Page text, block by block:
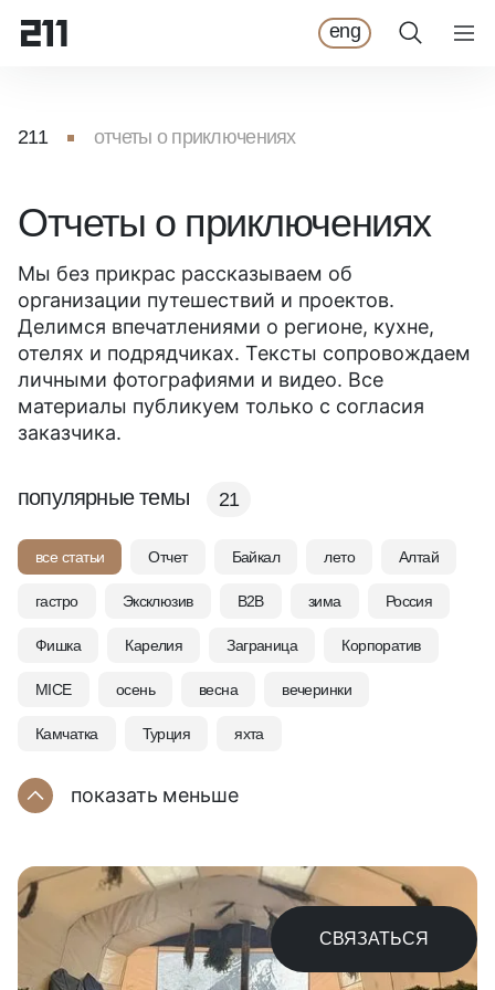
eng
211 отчеты о приключениях
Отчеты о приключениях
Мы без прикрас рассказываем об
организации путешествий и проектов.
Делимся впечатлениями о регионе, кухне,
отелях и подрядчиках. Тексты сопровождаем
личными фотографиями и видео. Все
материалы публикуем только с согласия
заказчика.
популярные темы 21
показать меньше
все статьи Отчет Байкал лето Алтай
гастро Эксклюзив B2B зима Россия
Фишка Карелия Заграница Корпоратив
MICE осень весна вечеринки
Камчатка Турция яхта
СВЯЗАТЬСЯ